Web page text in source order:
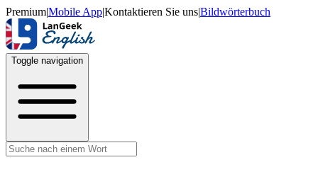
Premium|Mobile App|Kontaktieren Sie uns|Bildwörterbuch
Toggle navigation